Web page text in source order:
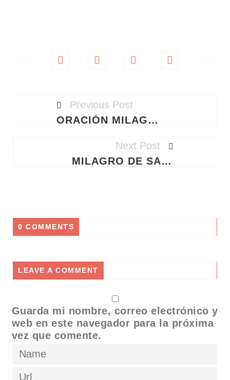
Previous Post
ORACIÓN MILAGROSA A SAN BENITO PARA ATRAER CLIENTES, MULTIPLICAR LAS VENTAS Y PROTEGER TU NEGOCIO
Next Post
MILAGRO DE SANACIÓN EMOCIONAL: PODEROSA ORACIÓN A SAN BENITO PARA VENCER LA ANSIEDAD, TRISTEZA E INSOMNIO
0 COMMENTS
LEAVE A COMMENT
Guarda mi nombre, correo electrónico y
web en este navegador para la próxima
vez que comente.